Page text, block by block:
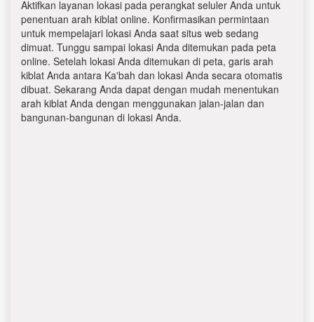
Aktifkan layanan lokasi pada perangkat seluler Anda untuk
penentuan arah kiblat online. Konfirmasikan permintaan
untuk mempelajari lokasi Anda saat situs web sedang
dimuat. Tunggu sampai lokasi Anda ditemukan pada peta
online. Setelah lokasi Anda ditemukan di peta, garis arah
kiblat Anda antara Ka'bah dan lokasi Anda secara otomatis
dibuat. Sekarang Anda dapat dengan mudah menentukan
arah kiblat Anda dengan menggunakan jalan-jalan dan
bangunan-bangunan di lokasi Anda.